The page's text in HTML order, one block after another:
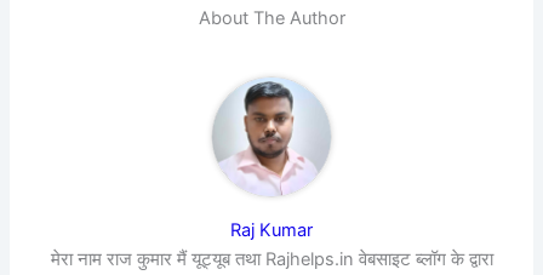
About The Author
Raj Kumar
मेरा नाम राज कुमार मैं यूट्यूब तथा Rajhelps.in वेबसाइट ब्लॉग के द्वारा